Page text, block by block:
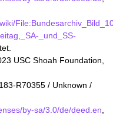
_und_SS-
USC Shoah Foundation,
R70355 / Unknown /
by-sa/3.0/de/deed.en